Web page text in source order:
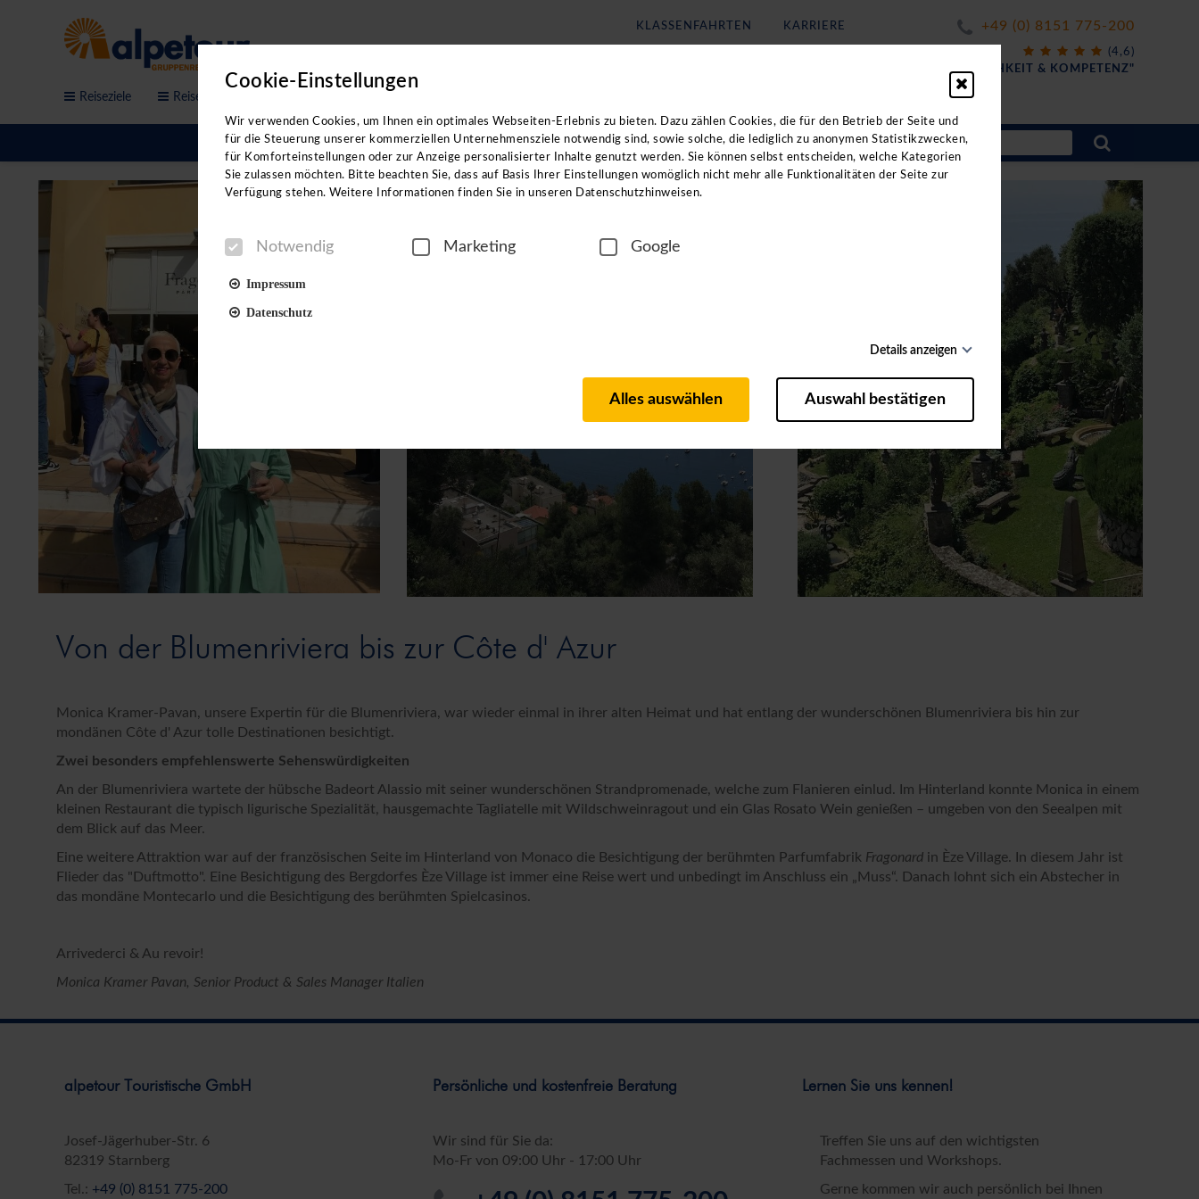
KLASSENFAHRTEN KARRIERE +49 (0) 8151 775-200
(4,6)
"FREUNDLICHKEIT & KOMPETENZ"
Reiseziele Reisethemen
Von der Blumenriviera bis zur Côte d' Azur
Monica Kramer-Pavan, unsere Expertin für die Blumenriviera, war wieder einmal in ihrer alten Heimat und hat entlang der wunderschönen Blumenriviera bis hin zur
mondänen Côte d' Azur tolle Destinationen besichtigt.
Zwei besonders empfehlenswerte Sehenswürdigkeiten
An der Blumenriviera wartete der hübsche Badeort Alassio mit seiner wunderschönen Strandpromenade, welche zum Flanieren einlud. Im Hinterland konnte Monica in einem
kleinen Restaurant die typisch ligurische Spezialität, hausgemachte Tagliatelle mit Wildschweinragout und ein Glas Rosato Wein genießen – umgeben von den Seealpen mit
dem Blick auf das Meer.
Eine weitere Attraktion war auf der französischen Seite im Hinterland von Monaco die Besichtigung der berühmten Parfumfabrik Fragonard in Èze Village. In diesem Jahr ist
Flieder das "Duftmotto". Eine Besichtigung des Bergdorfes Èze Village ist immer eine Reise wert und unbedingt im Anschluss ein „Muss“. Danach lohnt sich ein Abstecher in
das mondäne Montecarlo und die Besichtigung des berühmten Spielcasinos.
Arrivederci & Au revoir!
Monica Kramer Pavan, Senior Product & Sales Manager Italien
alpetour Touristische GmbH
Josef-Jägerhuber-Str. 6
82319 Starnberg
Tel.: +49 (0) 8151 775-200
Persönliche und kostenfreie Beratung
Wir sind für Sie da:
Mo-Fr von 09:00 Uhr - 17:00 Uhr
Lernen Sie uns kennen!
Treffen Sie uns auf den wichtigsten
Fachmessen und Workshops.
Gerne kommen wir auch persönlich bei Ihnen
X
Firma
Straße*
E-Mail*
Ja, ich möchte die Kataloge der alpetour Touristischen GmbH anfordern. Als Gegenleistung stimme ich zu, weitere Informationen zu den Angeboten per E-
Mail und/oder Telefon zu erhalten. Ich kann diese Einwilligung jederzeit widerrufen. Die
Datenschutz & Transparenz ist uns sehr wichtig!
Bestellung absenden
Cookie-Einstellungen
Wir verwenden Cookies, um Ihnen ein optimales Webseiten-Erlebnis zu bieten. Dazu zählen Cookies, die für den Betrieb der Seite und
für die Steuerung unserer kommerziellen Unternehmensziele notwendig sind, sowie solche, die lediglich zu anonymen Statistikzwecken,
für Komforteinstellungen oder zur Anzeige personalisierter Inhalte genutzt werden. Sie können selbst entscheiden, welche Kategorien
Sie zulassen möchten. Bitte beachten Sie, dass auf Basis Ihrer Einstellungen womöglich nicht mehr alle Funktionalitäten der Seite zur
Verfügung stehen. Weitere Informationen finden Sie in unseren Datenschutzhinweisen.
Notwendig Marketing Google
Impressum
Datenschutz
Details anzeigen
Diese Cookies sind für den Betrieb der Seite unbedingt notwendig und ermöglichen beispielsweise sicherheitsrelevante Funktionalitäten.
Außerdem können wir mit dieser Art von Cookies ebenfalls erkennen, ob Sie in Ihrem Profil eingeloggt bleiben möchten, um Ihnen
Marketing
Marketing-Cookies werden von Drittanbietern oder Publishern verwendet, um personalisierte Werbung anzuzeigen (z.B. Facebook Pixel).
Sie tun dies, indem sie Besucher über Websites hinweg verfolgen.
Google
Um unser Angebot und unsere Webseite weiter zu verbessern, erfassen wir anonymisierte Daten für Statistiken und Analysenvon
Google. Mithilfe dieser Cookies können wir beispielsweise die Besucherzahlen und den Effekt bestimmter Seiten unseres Web-Auftritts
ermitteln und unsere Inhalte optimieren.
Marketingzwecken und zur Einbindung externer Inhalte (z.B. google, facebook pixel, youtube) ein. Durch die Nutzung dieser Tools findet
eine Verarbeitung von (personenbezogenen) Daten wie z.B. der IP Adresse, des Zugriffszeitpunkts, der Häufigkeit des Seitenbesuchs
Einwilligung zur Datenverarbeitung und -übermittlung jederzeit widerrufen und Tools deaktivieren.
Weitere ergänzende Hinweise dazu finden Sie in unserer
Alles auswählen Auswahl bestätigen